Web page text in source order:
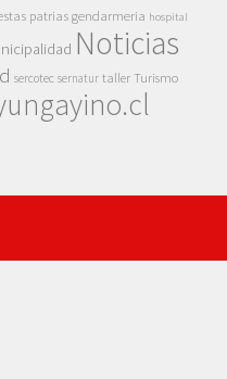
patriasgendarmeria hospital
Noticias
sercotec sernatur taller Turismo